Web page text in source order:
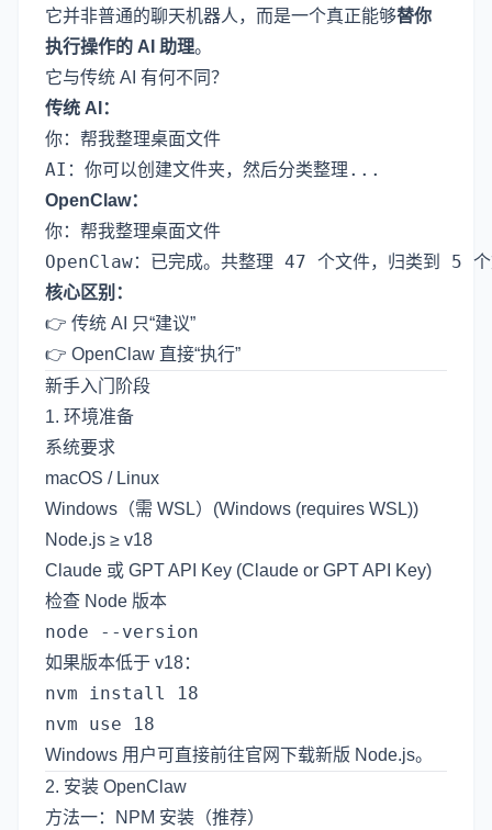
它并非普通的聊天机器人，而是一个真正能够替你
执行操作的 AI 助理。
它与传统 AI 有何不同？
传统 AI：
你：帮我整理桌面文件
OpenClaw：
你：帮我整理桌面文件
核心区别：
👉 传统 AI 只“建议”
👉 OpenClaw 直接“执行”
新手入门阶段
1. 环境准备
系统要求
macOS / Linux
Windows（需 WSL）(Windows (requires WSL))
Node.js ≥ v18
Claude 或 GPT API Key (Claude or GPT API Key)
检查 Node 版本
如果版本低于 v18：
nvm install 18
Windows 用户可直接前往官网下载新版 Node.js。
2. 安装 OpenClaw
方法一：NPM 安装（推荐）